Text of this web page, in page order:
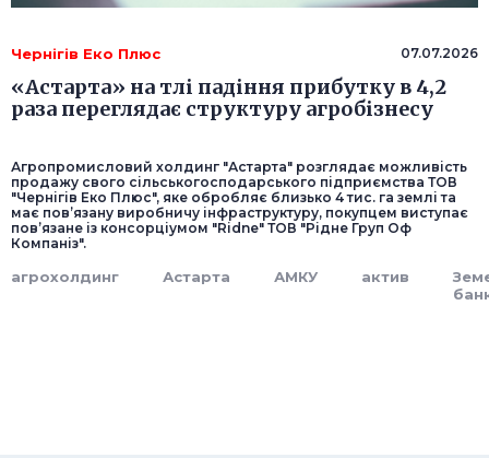
Чернігів Еко Плюс 07.07.2026
«Астарта» на тлі падіння прибутку в 4,2
раза переглядає структуру агробізнесу
Агропромисловий холдинг "Астарта" розглядає можливість
продажу свого сільськогосподарського підприємства ТОВ
"Чернігів Еко Плюс", яке обробляє близько 4 тис. га землі та
має пов’язану виробничу інфраструктуру, покупцем виступає
пов’язане із консорціумом "Ridne" ТОВ "Рідне Груп Оф
Компаніз".
агрохолдинг Астарта АМКУ актив